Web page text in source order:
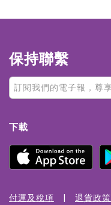
保持聯繫
下載
付運及稅項 退貨政策